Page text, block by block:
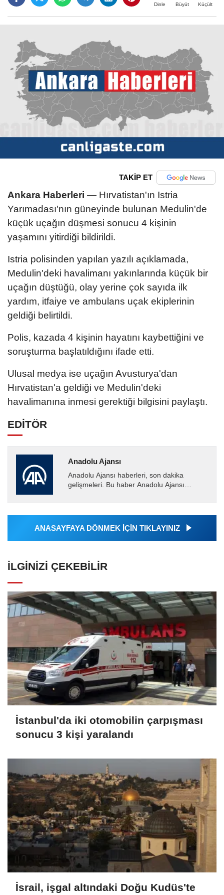
Dinle Büyüt Küçült
TAKİP ET
Ankara Haberleri — Hırvatistan'ın Istria
Yarımadası'nın güneyinde bulunan Medulin'de
küçük uçağın düşmesi sonucu 4 kişinin
yaşamını yitirdiği bildirildi.
Istria polisinden yapılan yazılı açıklamada,
Medulin'deki havalimanı yakınlarında küçük bir
uçağın düştüğü, olay yerine çok sayıda ilk
yardım, itfaiye ve ambulans uçak ekiplerinin
geldiği belirtildi.
Polis, kazada 4 kişinin hayatını kaybettiğini ve
soruşturma başlatıldığını ifade etti.
Ulusal medya ise uçağın Avusturya'dan
Hırvatistan'a geldiği ve Medulin'deki
havalimanına inmesi gerektiği bilgisini paylaştı.
EDİTÖR
Anadolu Ajansı
Anadolu Ajansı haberleri, son dakika
gelişmeleri. Bu haber Anadolu Ajansı
tarafından geçilen tüm...
ANASAYFAYA DÖNMEK İÇİN TIKLAYINIZ
İLGINIZI ÇEKEBILIR
İstanbul'da iki otomobilin çarpışması
sonucu 3 kişi yaralandı
İsrail, işgal altındaki Doğu Kudüs'te